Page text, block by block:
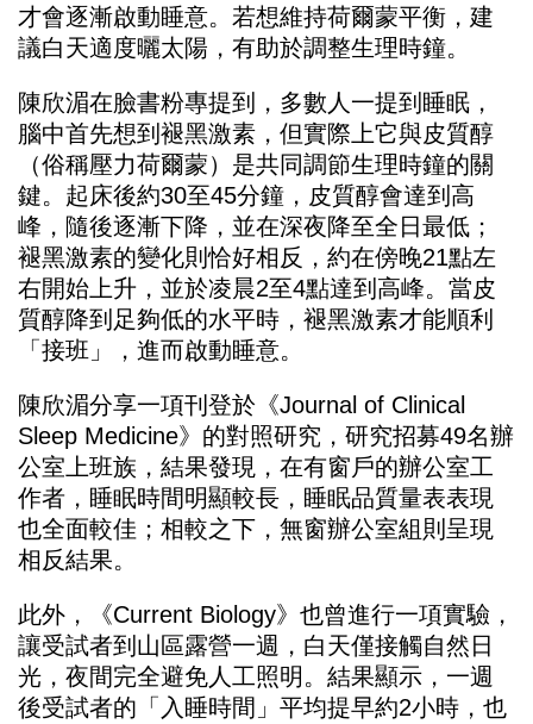
才會逐漸啟動睡意。若想維持荷爾蒙平衡，建
議白天適度曬太陽，有助於調整生理時鐘。
陳欣湄在臉書粉專提到，多數人一提到睡眠，
腦中首先想到褪黑激素，但實際上它與皮質醇
（俗稱壓力荷爾蒙）是共同調節生理時鐘的關
鍵。起床後約30至45分鐘，皮質醇會達到高
峰，隨後逐漸下降，並在深夜降至全日最低；
褪黑激素的變化則恰好相反，約在傍晚21點左
右開始上升，並於凌晨2至4點達到高峰。當皮
質醇降到足夠低的水平時，褪黑激素才能順利
「接班」，進而啟動睡意。
陳欣湄分享一項刊登於《Journal of Clinical
Sleep Medicine》的對照研究，研究招募49名辦
公室上班族，結果發現，在有窗戶的辦公室工
作者，睡眠時間明顯較長，睡眠品質量表表現
也全面較佳；相較之下，無窗辦公室組則呈現
相反結果。
此外，《Current Biology》也曾進行一項實驗，
讓受試者到山區露營一週，白天僅接觸自然日
光，夜間完全避免人工照明。結果顯示，一週
後受試者的「入睡時間」平均提早約2小時，也